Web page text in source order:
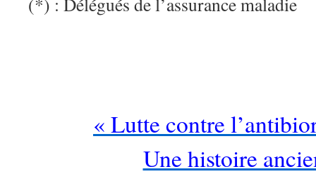
« Lutte contre
Une histoire